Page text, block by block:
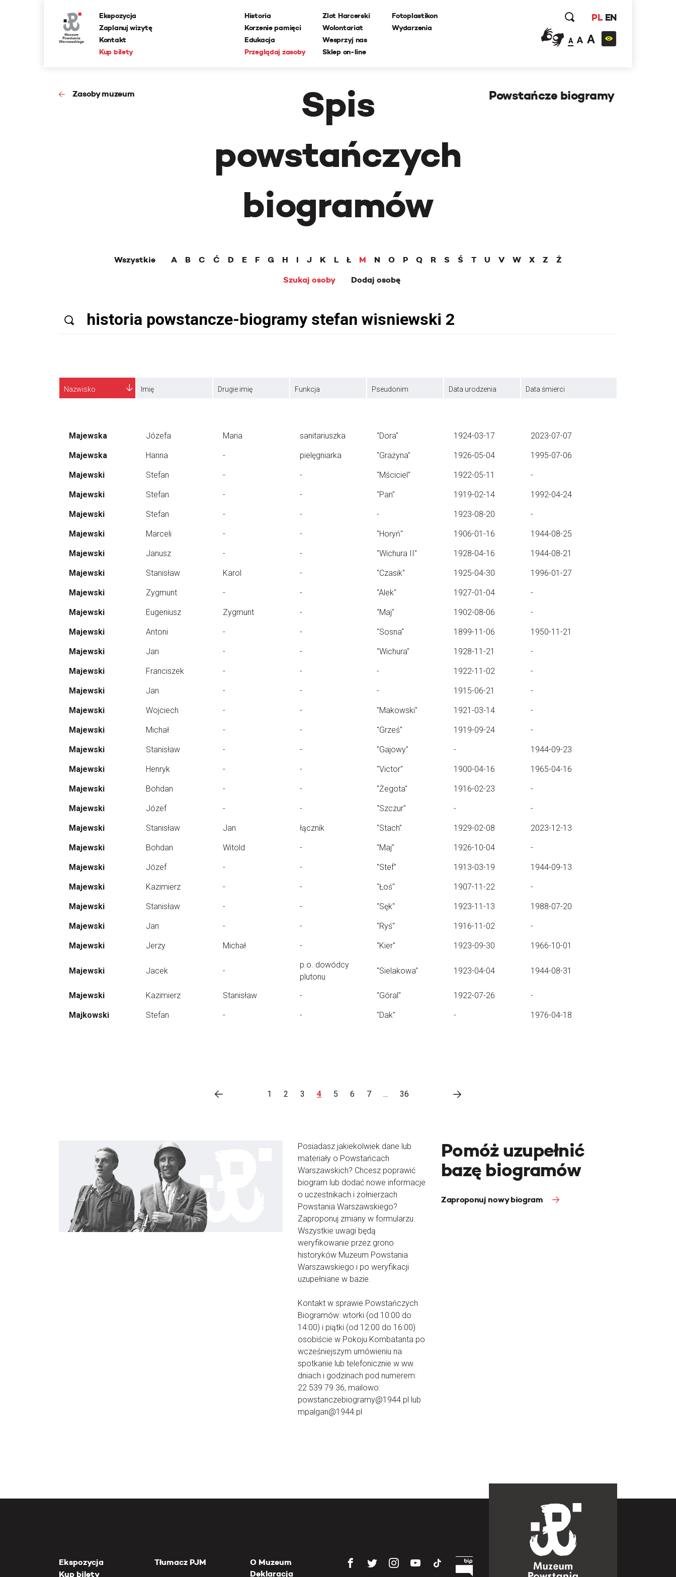
Ekspozycja
Zaplanuj wizytę
Kontakt
Kup bilety
Historia
Korzenie pamięci
Edukacja
Przeglądaj zasoby
Zlot Harcerski
Wolontariat
Wesprzyj nas
Sklep on-line
Fotoplastikon
Wydarzenia
PL EN
A A A
Zasoby muzeum
Spis
powstańczych
biogramów
Powstańcze biogramy
Wszystkie A B C Ć D E F G H I J K L Ł M N O P Q R S Ś T U V W X Z
Ż
Szukaj osoby
Dodaj osobę
Nazwisko Imię Drugie imię Funkcja Pseudonim Data urodzenia Data śmierci
Majewska Józefa Maria sanitariuszka "Dora" 1924-03-17 2023-07-07
Majewska Hanna - pielęgniarka "Grażyna" 1926-05-04 1995-07-06
Majewski Stefan - - "Mściciel" 1922-05-11 -
Majewski Stefan - - "Pan" 1919-02-14 1992-04-24
Majewski Stefan - - - 1923-08-20 -
Majewski Marceli - - "Horyń" 1906-01-16 1944-08-25
Majewski Janusz - - "Wichura II" 1928-04-16 1944-08-21
Majewski Stanisław Karol - "Czasik" 1925-04-30 1996-01-27
Majewski Zygmunt - - "Alek" 1927-01-04 -
Majewski Eugeniusz Zygmunt - "Maj" 1902-08-06 -
Majewski Antoni - - "Sosna" 1899-11-06 1950-11-21
Majewski Jan - - "Wichura" 1928-11-21 -
Majewski Franciszek - - - 1922-11-02 -
Majewski Jan - - - 1915-06-21 -
Majewski Wojciech - - "Makowski" 1921-03-14 -
Majewski Michał - - "Grześ" 1919-09-24 -
Majewski Stanisław - - "Gajowy" - 1944-09-23
Majewski Henryk - - "Victor" 1900-04-16 1965-04-16
Majewski Bohdan - - "Żegota" 1916-02-23 -
Majewski Józef - - "Szczur" - -
Majewski Stanisław Jan łącznik "Stach" 1929-02-08 2023-12-13
Majewski Bohdan Witold - "Maj" 1926-10-04 -
Majewski Józef - - "Stef" 1913-03-19 1944-09-13
Majewski Kazimierz - - "Łoś" 1907-11-22 -
Majewski Stanisław - - "Sęk" 1923-11-13 1988-07-20
Majewski Jan - - "Ryś" 1916-11-02 -
Majewski Jerzy Michał - "Kier" 1923-09-30 1966-10-01
Majewski Jacek -
p.o. dowódcy
plutonu
"Sielakowa" 1923-04-04 1944-08-31
Majewski Kazimierz Stanisław - "Góral" 1922-07-26 -
Majkowski Stefan - - "Dak" - 1976-04-18
1 2 3 4 5 6 7 ... 36
Posiadasz jakiekolwiek dane lub
materiały o Powstańcach
Warszawskich? Chcesz poprawić
biogram lub dodać nowe informacje
o uczestnikach i żołnierzach
Powstania Warszawskiego?
Zaproponuj zmiany w formularzu.
Wszystkie uwagi będą
weryfikowanie przez grono
historyków Muzeum Powstania
Warszawskiego i po weryfikacji
uzupełniane w bazie.
Kontakt w sprawie Powstańczych
Biogramów: wtorki (od 10:00 do
14:00) i piątki (od 12:00 do 16:00)
osobiście w Pokoju Kombatanta po
wcześniejszym umówieniu na
spotkanie lub telefonicznie w ww.
dniach i godzinach pod numerem:
22 539 79 36, mailowo:
powstanczebiogramy@1944.pl lub
mpalgan@1944.pl
Pomóż uzupełnić
bazę biogramów
Zaproponuj nowy biogram
Ekspozycja
Kup bilety
Tłumacz PJM
O Muzeum
Deklaracja